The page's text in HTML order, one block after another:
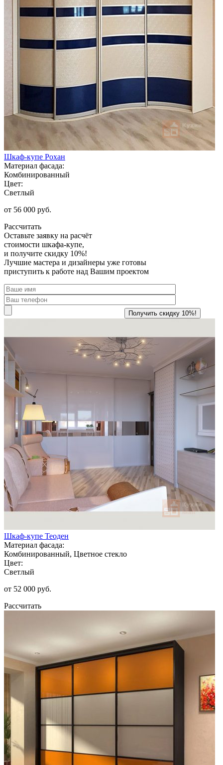
Шкаф-купе Рохан
Материал фасада:
Комбинированный
Цвет:
Светлый
от 56 000 руб.
Рассчитать
Оставьте заявку на расчёт
стоимости шкафа-купе,
и получите скидку 10%!
Лучшие мастера и дизайнеры уже готовы
приступить к работе над Вашим проектом
Шкаф-купе Теоден
Материал фасада:
Комбинированный, Цветное стекло
Цвет:
Светлый
от 52 000 руб.
Рассчитать